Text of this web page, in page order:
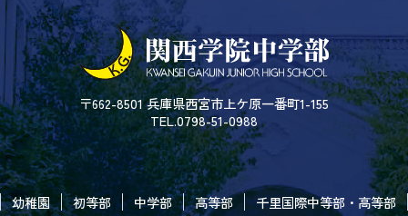
〒662-8501 兵庫県西宮市上ケ原一番町1-155
TEL.0798-51-0988
幼稚園 初等部 中学部 高等部 千里国際中等部・高等部